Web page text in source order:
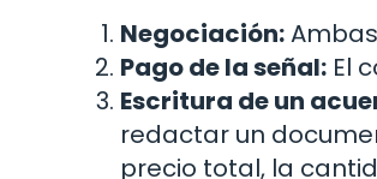
Negociación:
Pago de la señal: El
Escritura de un
redactar un
precio total, la